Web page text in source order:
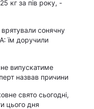
з усіма
у МЗС
на
в Сирії
кг за пів року, -
врятували сонячну
їм доручили
не випускатиме
назвав причини
свято сьогодні,
цього дня